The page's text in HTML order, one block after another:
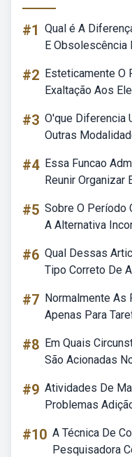
#1 Qual é A
E Obsolescência
#2 Esteticamente O
Exaltação Aos
#3 O'que Diferencia
Outras
#4 Essa Funcao
Reunir Organizar
#5 Sobre O Período
A Alternativa
#6 Qual Dessas
Tipo Correto De
#7 Normalmente
Apenas Para
#8 Em Quais
São Acionadas
#9 Atividades De
Problemas
#10 A Técnica De
Pesquisadora